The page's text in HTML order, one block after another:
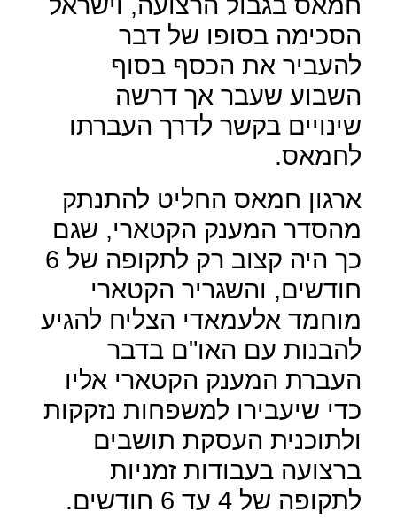
הסכימה בסופו של דבר
להעביר את הכסף בסוף
השבוע שעבר אך דרשה
שינויים בקשר לדרך העברתו
לחמאס.
ארגון חמאס החליט להתנתק
מהסדר המענק הקטארי, שגם
כך היה קצוב רק לתקופה של 6
חודשים, והשגריר הקטארי
מוחמד אלעמאדי הצליח להגיע
להבנות עם האו"ם בדבר
העברת המענק הקטארי אליו
כדי שיעבירו למשפחות נזקקות
ולתוכנית העסקת תושבים
ברצועה בעבודות זמניות
לתקופה של 4 עד 6 חודשים.